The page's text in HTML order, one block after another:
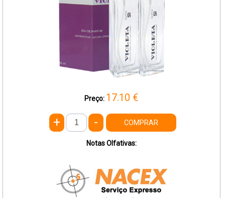
Preço: 17.10 €
+ - COMPRAR
Notas Olfativas: